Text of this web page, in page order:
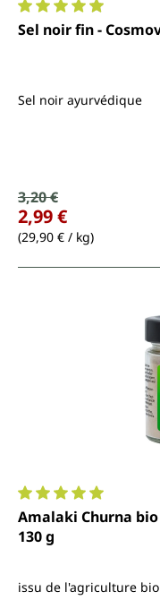
Note moyenne de
Sel noir fin -
Sel noir ayurvédique
Prix de vente :
Prix régulier :
3,20 €
2,99 €
(29,90 € / kg)
Note moyenne de 5
Amalaki Churna
130 g
issu de l'agriculture